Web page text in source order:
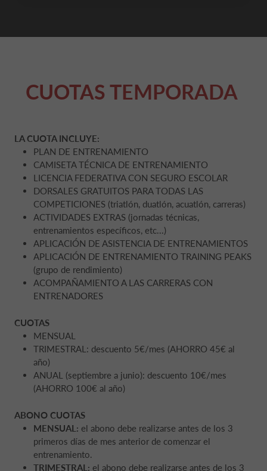
CUOTAS TEMPORADA
LA CUOTA INCLUYE:
PLAN DE ENTRENAMIENTO
CAMISETA TÉCNICA DE ENTRENAMIENTO
LICENCIA FEDERATIVA CON SEGURO ESCOLAR
DORSALES GRATUITOS PARA TODAS LAS
COMPETICIONES (triatlón, duatlón, acuatlón, carreras)
ACTIVIDADES EXTRAS (jornadas técnicas,
entrenamientos específicos, etc...)
APLICACIÓN DE ASISTENCIA DE ENTRENAMIENTOS
APLICACIÓN DE ENTRENAMIENTO TRAINING PEAKS
(grupo de rendimiento)
ACOMPAÑAMIENTO A LAS CARRERAS CON
ENTRENADORES
CUOTAS
MENSUAL
TRIMESTRAL: descuento 5€/mes (AHORRO 45€ al
año)
ANUAL (septiembre a junio): descuento 10€/mes
(AHORRO 100€ al año)
ABONO CUOTAS
MENSUAL: el abono debe realizarse antes de los 3
primeros días de mes anterior de comenzar el
entrenamiento.
TRIMESTRAL: el abono debe realizarse antes de los 3